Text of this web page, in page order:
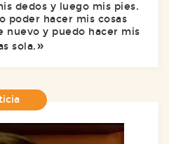
dedos y luego mis pies.
poder hacer mis cosas
nuevo y puedo hacer mis
sola.